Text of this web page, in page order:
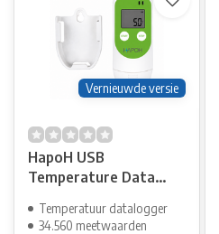
Vernieuwde versie
HapoH USB
Temperature Data
Temperatuur datalogger
34.560 meetwaarden